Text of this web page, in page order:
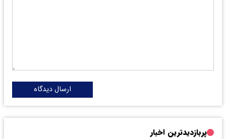
ارسال دیدگاه
پربازدیدترین اخبار